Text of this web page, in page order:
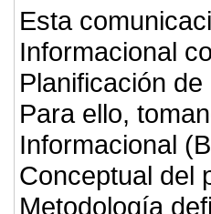
Esta
Informacional
Planificación
Para ello,
Informacional
Conceptual del
Metodología